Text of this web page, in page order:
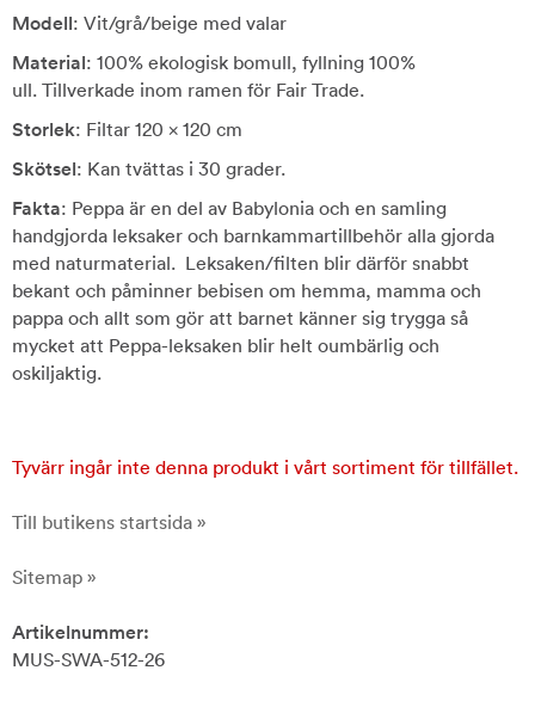
Modell: Vit/grå/beige med valar
Material: 100% ekologisk bomull, fyllning 100%
ull. Tillverkade inom ramen för Fair Trade.
Storlek: Filtar 120 x 120 cm
Skötsel: Kan tvättas i 30 grader.
Fakta: Peppa är en del av Babylonia och en samling
handgjorda leksaker och barnkammartillbehör alla gjorda
med naturmaterial. Leksaken/filten blir därför snabbt
bekant och påminner bebisen om hemma, mamma och
pappa och allt som gör att barnet känner sig trygga så
mycket att Peppa-leksaken blir helt oumbärlig och
oskiljaktig.
Tyvärr ingår inte denna produkt i vårt sortiment för tillfället.
Till butikens startsida »
Sitemap »
Artikelnummer:
MUS-SWA-512-26